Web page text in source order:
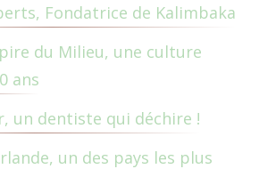
Fondatrice de Kalimbaka
du Milieu, une culture
ans
un dentiste qui déchire !
un des pays les plus